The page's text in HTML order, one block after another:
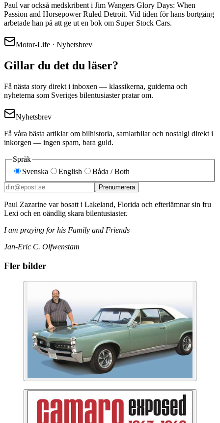
Paul var också medskribent i Jim Wangers Glory Days: When
Passion and Horsepower Ruled Detroit. Vid tiden för hans bortgång
arbetade han på att ge ut en bok om Super Stock Cars.
Motor-Life · Nyhetsbrev
Gillar du det du läser?
Få nästa story direkt i inboxen — klassikerna, guiderna och
nyheterna som Sveriges bilentusiaster pratar om.
Nyhetsbrev
Få våra bästa artiklar om bilhistoria, samlarbilar och nostalgi direkt i
inkorgen — ingen spam, bara guld.
Språk
Svenska
English Båda / Both
Prenumerera
Paul Zazarine var bosatt i Lakeland, Florida och efterlämnar sin fru
Lexi och en oändlig skara bilentusiaster.
I am praying for his Family and Friends
Jan-Eric C. Olfwenstam
Fler bilder